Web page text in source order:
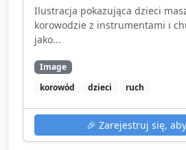
Ilustracja pokazująca dzieci
korowodzie z instrumentami i
jako...
Image
korowód
dzieci ruch
🎉 Zarejestruj się,